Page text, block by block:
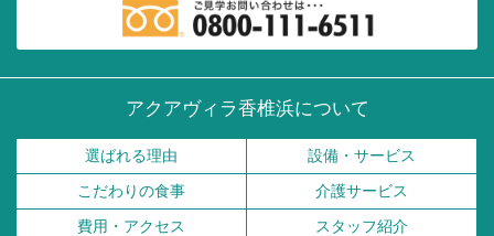
アクアヴィラ香椎浜について
選ばれる理由
設備・サービス
こだわりの食事
介護サービス
費用・アクセス
スタッフ紹介